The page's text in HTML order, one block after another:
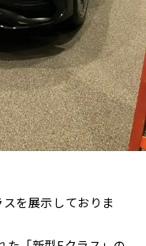
を展示しておりま